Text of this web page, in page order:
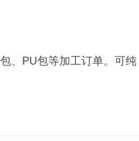
、PU包等加工订单。可纯